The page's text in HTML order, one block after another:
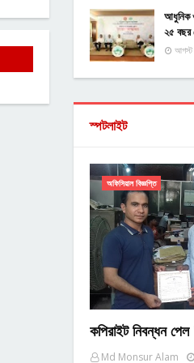
আধুনিক
২৫ বছর
স্পটলাইট
অফিসিয়াল বিজ্ঞপ্তি
কপিরাইট নিবন্ধন
Md Monsur Alam